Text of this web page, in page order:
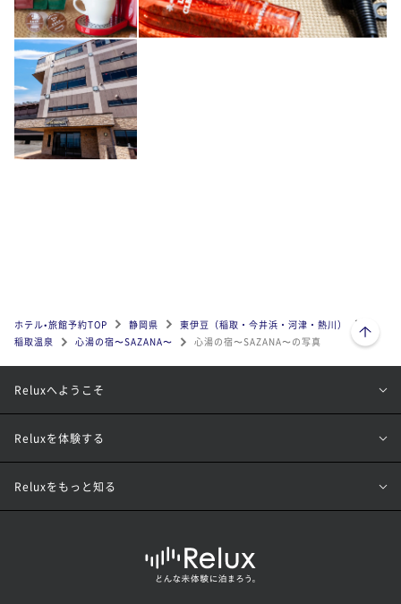
ホテル•旅館予約TOP 静岡県
東伊豆（稲取・今井浜・河津・熱川）
稲取温泉
心湯の宿〜SAZANA〜 心湯の宿〜SAZANA〜の写真
ページトップへ
Reluxへようこそ
Reluxを体験する
Reluxをもっと知る